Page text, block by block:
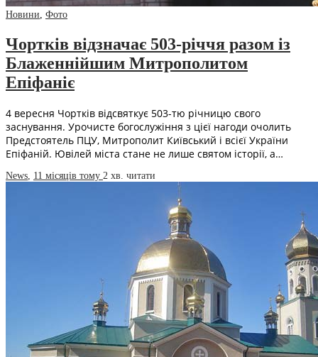
Новини, Фото
Чортків відзначає 503-річчя разом із
Блаженнійшим Митрополитом
Епіфаніє
4 вересня Чортків відсвяткує 503-тю річницю свого
заснування. Урочисте богослужіння з цієї нагоди очолить
Предстоятель ПЦУ, Митрополит Київський і всієї України
Епіфаній. Ювілей міста стане не лише святом історії, а…
News, 11 місяців тому 2 хв. читати